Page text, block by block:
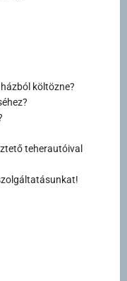
költözne?
teherautóival